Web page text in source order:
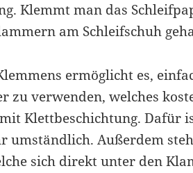
Klemmt man das
am Schleifschuh
ermöglicht es,
zu verwenden, welches
Klettbeschichtung. Dafür
umständlich. Außerdem
sich direkt unter den